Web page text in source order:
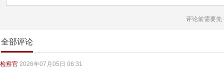
评论前需要先
全部评论
检察官 2026年07月05日 06:31